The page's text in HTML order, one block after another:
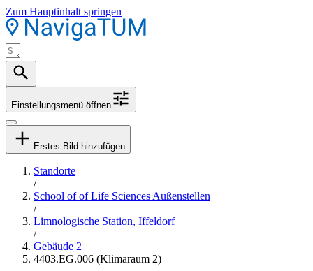
Zum Hauptinhalt springen
Einstellungsmenü öffnen
Erstes Bild hinzufügen
Standorte
/
School of of Life Sciences Außenstellen
/
Limnologische Station, Iffeldorf
/
Gebäude 2
4403.EG.006 (Klimaraum 2)